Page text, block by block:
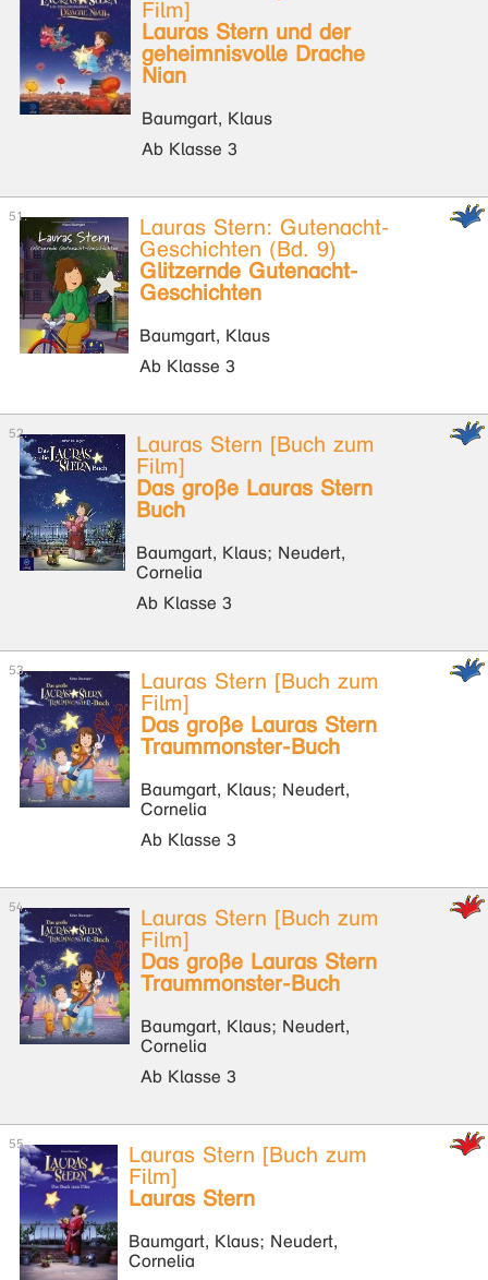
Film]
Lauras Stern und der
geheimnisvolle Drache
Nian
Baumgart, Klaus
Ab Klasse 3
Lauras Stern: Gutenacht-
Geschichten (Bd. 9)
Glitzernde Gutenacht-
Geschichten
Baumgart, Klaus
Ab Klasse 3
Lauras Stern [Buch zum
Film]
Das große Lauras Stern
Buch
Baumgart, Klaus; Neudert,
Cornelia
Ab Klasse 3
Lauras Stern [Buch zum
Film]
Das große Lauras Stern
Traummonster-Buch
Baumgart, Klaus; Neudert,
Cornelia
Ab Klasse 3
Lauras Stern [Buch zum
Film]
Das große Lauras Stern
Traummonster-Buch
Baumgart, Klaus; Neudert,
Cornelia
Ab Klasse 3
Lauras Stern [Buch zum
Film]
Lauras Stern
Baumgart, Klaus; Neudert,
Cornelia